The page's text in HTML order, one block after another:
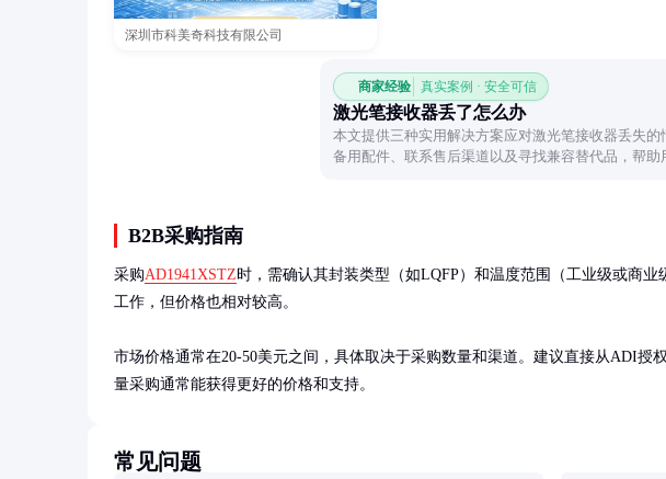
深圳市科美奇科技有限公司
商家经验 真实案例 · 安全可信
激光笔接收器丢了怎么办
本文提供三种实用解决方案应对激光笔接收器丢失的
备用配件、联系售后渠道以及寻找兼容替代品，帮助
B2B采购指南
采购AD1941XSTZ 时，需确认其封装类型（如LQFP）和温度范围（工业级或商
工作，但价格也相对较高。
市场价格通常在20-50美元之间，具体取决于采购数量和渠道。建议直接从ADI授
量采购通常能获得更好的价格和支持。
常见问题